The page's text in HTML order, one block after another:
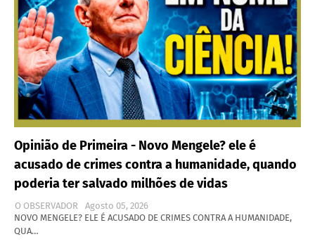
Opinião de Primeira - Novo Mengele? ele é
acusado de crimes contra a humanidade, quando
poderia ter salvado milhões de vidas
O OBSERVADOR
Agosto 05, 2026
NOVO MENGELE? ELE É ACUSADO DE CRIMES CONTRA A HUMANIDADE,
QUA…